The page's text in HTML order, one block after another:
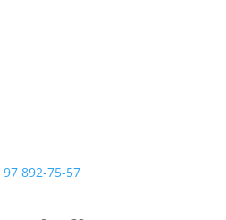
97 892-75-57